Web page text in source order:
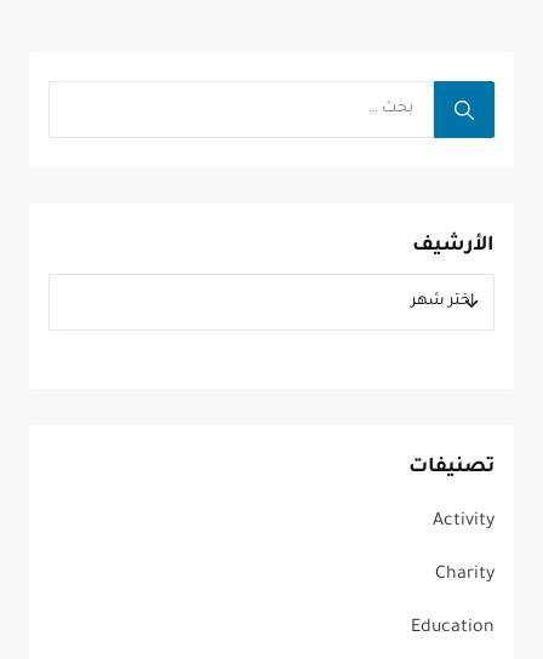
الأرشيف
تصنيفات
Activity
Charity
Education